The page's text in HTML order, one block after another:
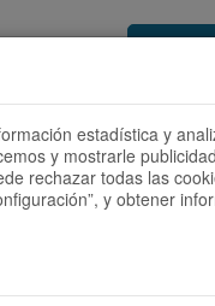
Acceder
Cómo
estadística y
y mostrarle
rechazar todas las
y obtener